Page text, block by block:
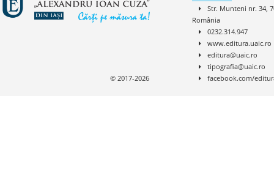
Str. Munteni nr. 34,
România
0232.314.947
www.editura.uaic.ro
editura@uaic.ro
tipografia@uaic.ro
facebook.com/
© 2017-2026